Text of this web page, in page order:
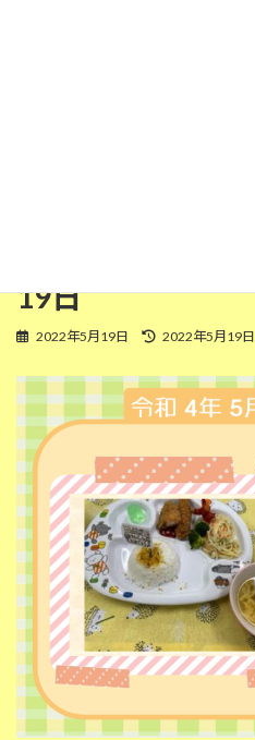
19日
2022年5月19日
最
更
新
日
2022年5月19日